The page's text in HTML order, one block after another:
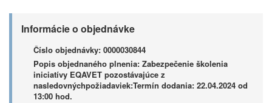
Informácie o objednávke
Číslo objednávky: 0000030844
Popis objednaného plnenia: Zabezpečenie školenia
iniciatívy EQAVET pozostávajúce z
nasledovnýchpožiadaviek:Termín dodania: 22.04.2024 od
13:00 hod.